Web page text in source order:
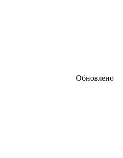
Обновлено